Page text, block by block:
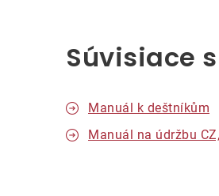
Súvisiace
Manuál k deštníkům
Manuál na údržbu